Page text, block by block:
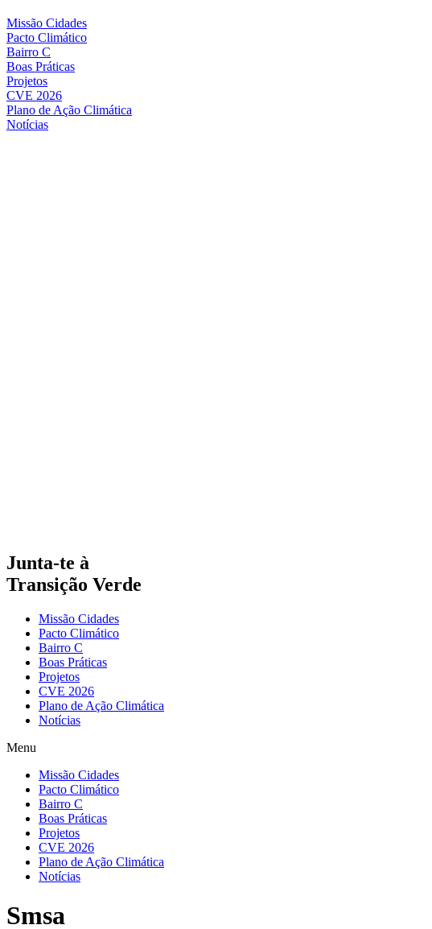
Missão Cidades
Pacto Climático
Bairro C
Boas Práticas
Projetos
CVE 2026
Plano de Ação Climática
Notícias
Junta-te à
Transição Verde
Missão Cidades
Pacto Climático
Bairro C
Boas Práticas
Projetos
CVE 2026
Plano de Ação Climática
Notícias
Menu
Missão Cidades
Pacto Climático
Bairro C
Boas Práticas
Projetos
CVE 2026
Plano de Ação Climática
Notícias
Smsa